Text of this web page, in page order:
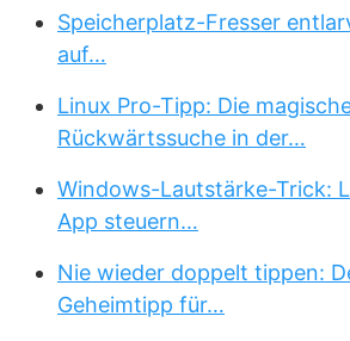
Speicherplatz-Fresser
auf…
Linux Pro-Tipp: Die
Rückwärtssuche in der…
Windows-Lautstärke-Trick:
App steuern…
Nie wieder doppelt tippen:
Geheimtipp für…